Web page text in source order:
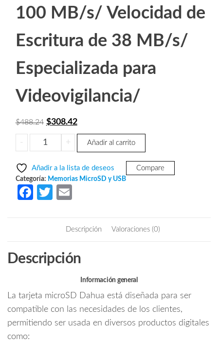
100 MB/s/ Velocidad de
Escritura de 38 MB/s/
Especializada para
Videovigilancia/
$488.24 El
precio
original
$488.24.
$308.42El
precio
$308.42.
-
DAHUA
TF-
-
Dahua
64
I/
Velocidad
de
Lectura
+ Añadir al carrito
Añadir a la lista de deseos Compare
Categoría: Memorias MicroSD y USB
Fa
o
T
itt
ail
Descripción Valoraciones (0)
Descripción
Información general
La tarjeta microSD Dahua está diseñada para ser
compatible con las necesidades de los clientes,
permitiendo ser usada en diversos productos digitales
como: